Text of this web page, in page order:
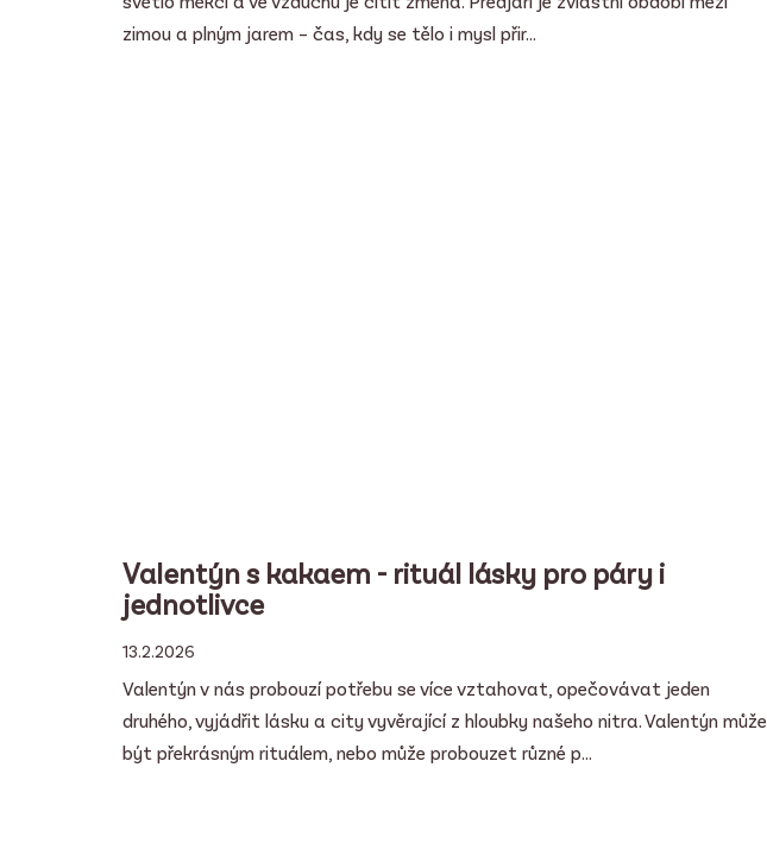
zimou a plným jarem – čas, kdy se tělo i mysl přir...
Valentýn s kakaem - rituál lásky pro páry i
jednotlivce
13.2.2026
Valentýn v nás probouzí potřebu se více vztahovat, opečovávat jeden
druhého, vyjádřit lásku a city vyvěrající z hloubky našeho nitra. Valentýn může
být překrásným rituálem, nebo může probouzet různé p...